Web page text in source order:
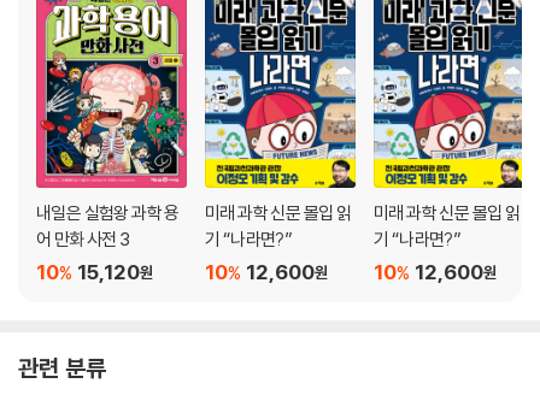
내일은 실험왕 과학 용
어 만화 사전 3
15,120원
10%
미래 과학 신문 몰입 읽
기 “나라면?”
12,600원
10%
미래 과학 신문 몰입 읽
기 “나라면?”
12,600원
10%
관련 분류